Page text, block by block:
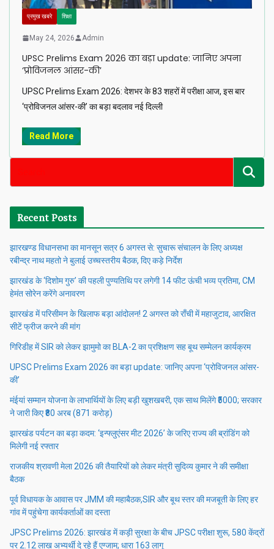
प्रमुख खबरे शिक्षा
May 24, 2026 Admin
UPSC Prelims Exam 2026 का बड़ा update: जानिए अपना
‘प्रोविजनल आंसर-की’
UPSC Prelims Exam 2026: देशभर के 83 शहरों में परीक्षा आज, इस बार
‘प्रोविजनल आंसर-की’ का बड़ा बदलाव नई दिल्ली
Read More
Recent Posts
झारखण्ड विधानसभा का मानसून सत्र 6 अगस्त से: सुचारू संचालन के लिए अध्यक्ष
रबीन्द्र नाथ महतो ने बुलाई उच्चस्तरीय बैठक, दिए कड़े निर्देश
झारखंड के ‘दिशोम गुरु’ की पहली पुण्यतिथि पर लगेगी 14 फीट ऊंची भव्य प्रतिमा, CM
हेमंत सोरेन करेंगे अनावरण
झारखंड में परिसीमन के खिलाफ बड़ा आंदोलन! 2 अगस्त को राँची में महाजुटाव, आरक्षित
सीटें फ्रीज करने की मांग
गिरिडीह में SIR को लेकर झामुमो का BLA-2 का प्रशिक्षण सह बूथ सम्मेलन कार्यक्रम
UPSC Prelims Exam 2026 का बड़ा update: जानिए अपना ‘प्रोविजनल आंसर-
की’
मंईयां सम्मान योजना के लाभार्थियों के लिए बड़ी खुशखबरी, एक साथ मिलेंगे ₹5000; सरकार
ने जारी किए ₹80 अरब (871 करोड़)
झारखंड पर्यटन का बड़ा कदम: ‘इन्फ्लुएंसर मीट 2026’ के जरिए राज्य की ब्रांडिंग को
मिलेगी नई रफ्तार
राजकीय श्रावणी मेला 2026 की तैयारियों को लेकर मंत्री सुदिव्य कुमार ने की समीक्षा
बैठक
पूर्व विधायक के आवास पर JMM की महाबैठक,SIR और बूथ स्तर की मजबूती के लिए हर
गांव में पहुंचेगा कार्यकर्ताओं का दस्ता
JPSC Prelims 2026: झारखंड में कड़ी सुरक्षा के बीच JPSC परीक्षा शुरू, 580 केंद्रों
पर 2.12 लाख अभ्यर्थी दे रहे हैं एग्जाम; धारा 163 लागू